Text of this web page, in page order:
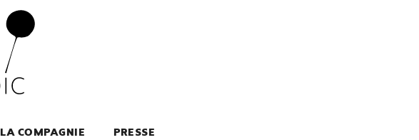
LA COMPAGNIE PRESSE